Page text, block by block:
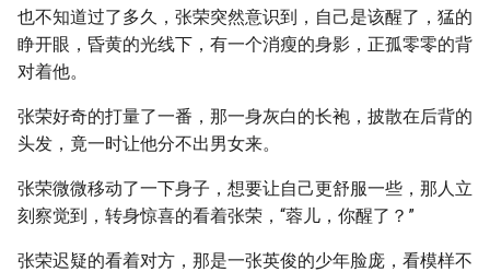
也不知道过了多久，张荣突然意识到，自己是该醒了，猛的
睁开眼，昏黄的光线下，有一个消瘦的身影，正孤零零的背
对着他。
张荣好奇的打量了一番，那一身灰白的长袍，披散在后背的
头发，竟一时让他分不出男女来。
张荣微微移动了一下身子，想要让自己更舒服一些，那人立
刻察觉到，转身惊喜的看着张荣，“蓉儿，你醒了？”
张荣迟疑的看着对方，那是一张英俊的少年脸庞，看模样不